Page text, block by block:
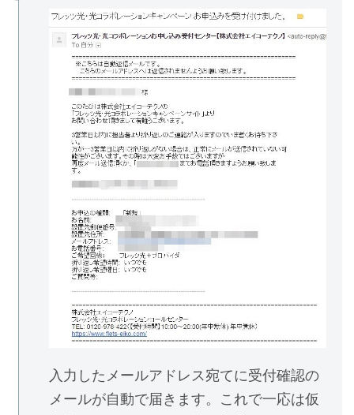
入力したメールアドレス宛てに受付確認の
メールが自動で届きます。これで一応は仮